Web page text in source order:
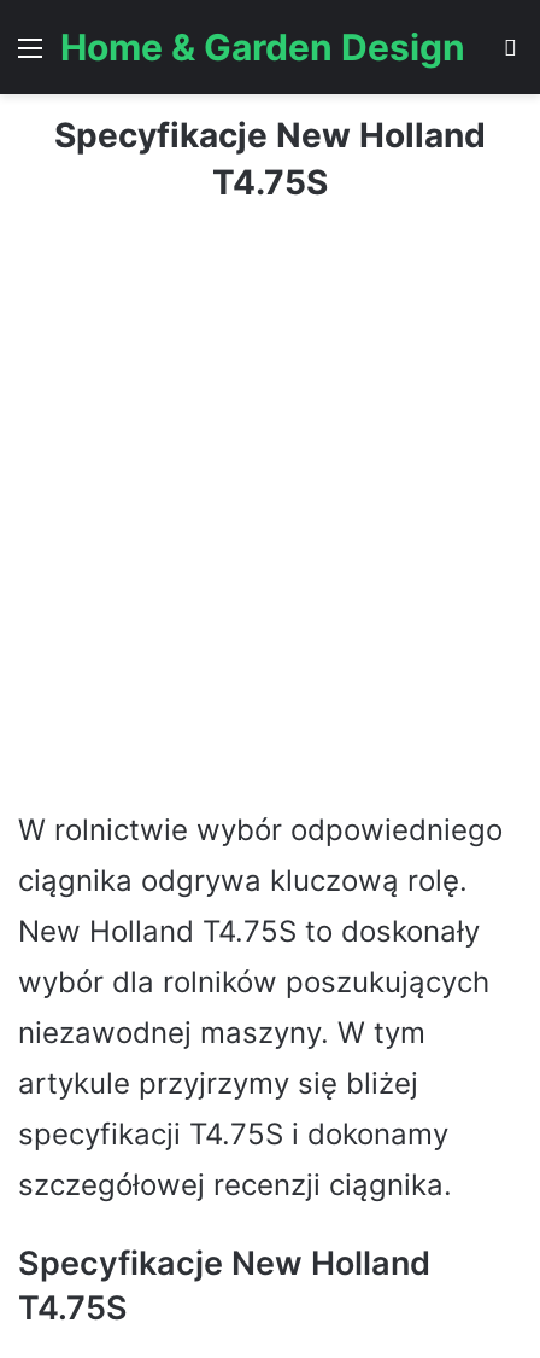
Menu
Home & Garden Design
Specyfikacje New Holland
T4.75S
W rolnictwie wybór odpowiedniego
ciągnika odgrywa kluczową rolę.
New Holland T4.75S to doskonały
wybór dla rolników poszukujących
niezawodnej maszyny. W tym
artykule przyjrzymy się bliżej
specyfikacji T4.75S i dokonamy
szczegółowej recenzji ciągnika.
Specyfikacje New Holland
T4.75S